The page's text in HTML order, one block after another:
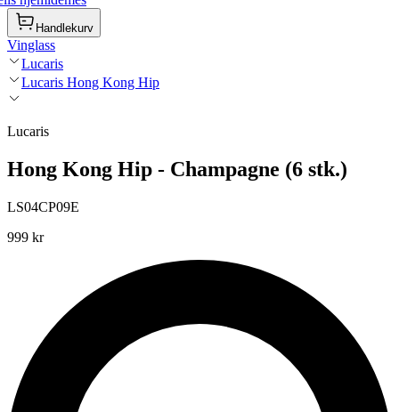
Handlekurv
Vinglass
Lucaris
Lucaris Hong Kong Hip
Lucaris
Hong Kong Hip - Champagne (6 stk.)
LS04CP09E
999 kr